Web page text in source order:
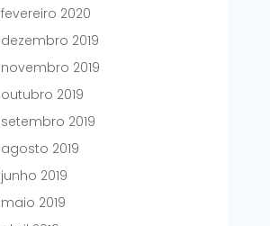
fevereiro 2020
dezembro 2019
novembro 2019
outubro 2019
setembro 2019
agosto 2019
junho 2019
maio 2019